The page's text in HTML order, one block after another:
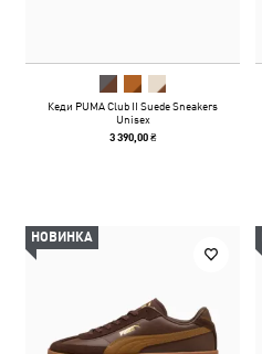
Кеди PUMA Club II Suede Sneakers
Unisex
3 390,00 ₴
НОВИНКА